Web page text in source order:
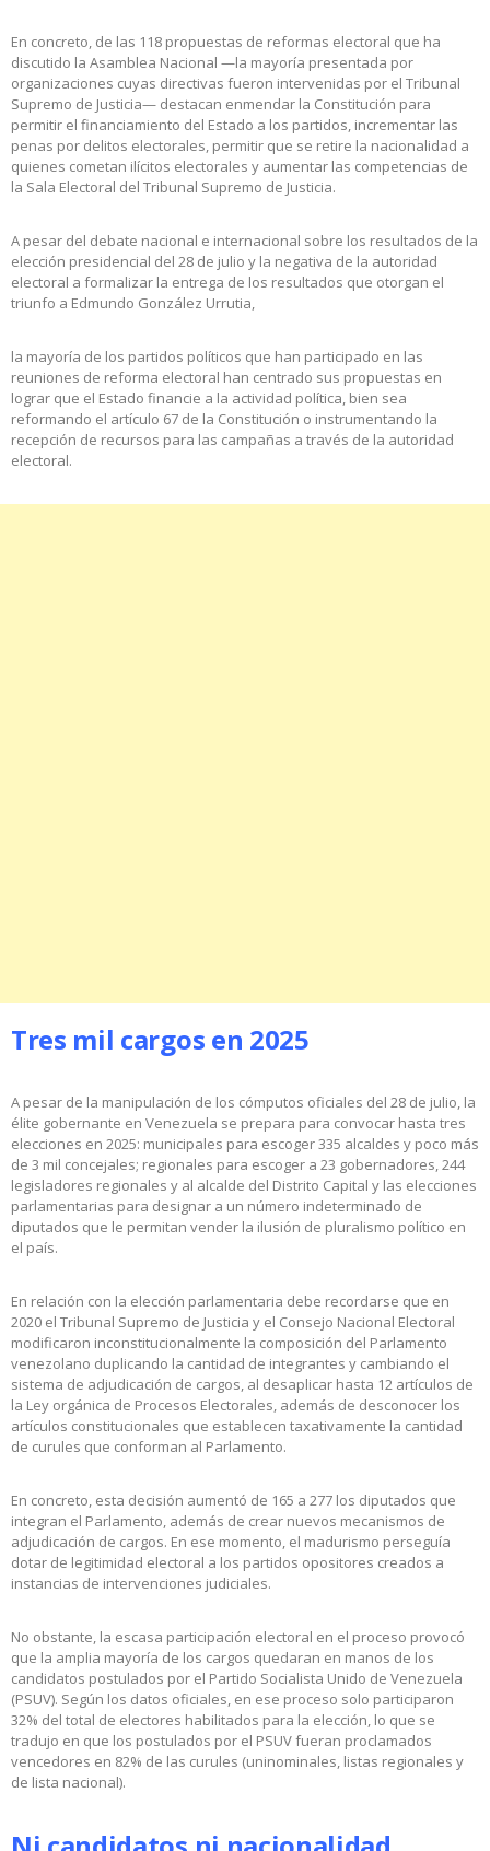
En concreto, de las 118 propuestas de reformas electoral que ha
discutido la Asamblea Nacional —la mayoría presentada por
organizaciones cuyas directivas fueron intervenidas por el Tribunal
Supremo de Justicia— destacan enmendar la Constitución para
permitir el financiamiento del Estado a los partidos, incrementar las
penas por delitos electorales, permitir que se retire la nacionalidad a
quienes cometan ilícitos electorales y aumentar las competencias de
la Sala Electoral del Tribunal Supremo de Justicia.
A pesar del debate nacional e internacional sobre los resultados de la
elección presidencial del 28 de julio y la negativa de la autoridad
electoral a formalizar la entrega de los resultados que otorgan el
triunfo a Edmundo González Urrutia,
la mayoría de los partidos políticos que han participado en las
reuniones de reforma electoral han centrado sus propuestas en
lograr que el Estado financie a la actividad política, bien sea
reformando el artículo 67 de la Constitución o instrumentando la
recepción de recursos para las campañas a través de la autoridad
electoral.
Tres mil cargos en 2025
A pesar de la manipulación de los cómputos oficiales del 28 de julio, la
élite gobernante en Venezuela se prepara para convocar hasta tres
elecciones en 2025: municipales para escoger 335 alcaldes y poco más
de 3 mil concejales; regionales para escoger a 23 gobernadores, 244
legisladores regionales y al alcalde del Distrito Capital y las elecciones
parlamentarias para designar a un número indeterminado de
diputados que le permitan vender la ilusión de pluralismo político en
el país.
En relación con la elección parlamentaria debe recordarse que en
2020 el Tribunal Supremo de Justicia y el Consejo Nacional Electoral
modificaron inconstitucionalmente la composición del Parlamento
venezolano duplicando la cantidad de integrantes y cambiando el
sistema de adjudicación de cargos, al desaplicar hasta 12 artículos de
la Ley orgánica de Procesos Electorales, además de desconocer los
artículos constitucionales que establecen taxativamente la cantidad
de curules que conforman al Parlamento.
En concreto, esta decisión aumentó de 165 a 277 los diputados que
integran el Parlamento, además de crear nuevos mecanismos de
adjudicación de cargos. En ese momento, el madurismo perseguía
dotar de legitimidad electoral a los partidos opositores creados a
instancias de intervenciones judiciales.
No obstante, la escasa participación electoral en el proceso provocó
que la amplia mayoría de los cargos quedaran en manos de los
candidatos postulados por el Partido Socialista Unido de Venezuela
(PSUV). Según los datos oficiales, en ese proceso solo participaron
32% del total de electores habilitados para la elección, lo que se
tradujo en que los postulados por el PSUV fueran proclamados
vencedores en 82% de las curules (uninominales, listas regionales y
de lista nacional).